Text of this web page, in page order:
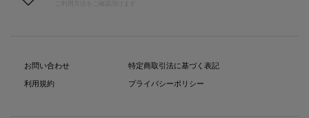
お問い合わせ
利用規約
特定商取引法に基づく表記
プライバシーポリシー